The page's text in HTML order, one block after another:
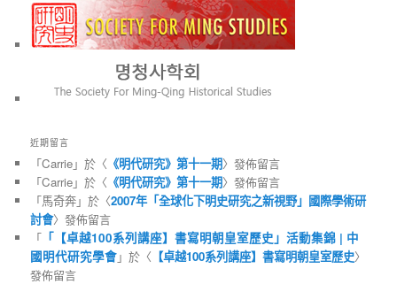
近期留言
「Carrie」於〈 《明代研究》第十一期〉發佈留言
「Carrie」於〈 《明代研究》第十一期〉發佈留言
「馬奇奔」於〈2007年「全球化下明史研究之新視野」國際學術研
討會〉發佈留言
「 「【卓越100系列講座】書寫明朝皇室歷史」活動集錦 | 中
國明代研究學會」於〈 【卓越100系列講座】書寫明朝皇室歷史〉
發佈留言